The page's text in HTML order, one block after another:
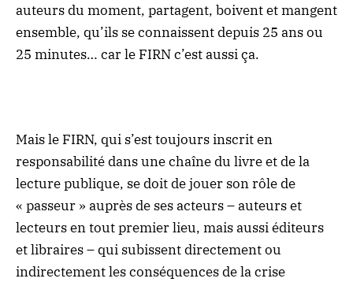
auteurs du moment, partagent, boivent et mangent
ensemble, qu’ils se connaissent depuis 25 ans ou
25 minutes… car le FIRN c’est aussi ça.
Mais le FIRN, qui s’est toujours inscrit en
responsabilité dans une chaîne du livre et de la
lecture publique, se doit de jouer son rôle de
« passeur » auprès de ses acteurs – auteurs et
lecteurs en tout premier lieu, mais aussi éditeurs
et libraires – qui subissent directement ou
indirectement les conséquences de la crise